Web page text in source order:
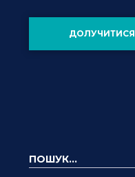
ДОЛУЧИТИСЯ